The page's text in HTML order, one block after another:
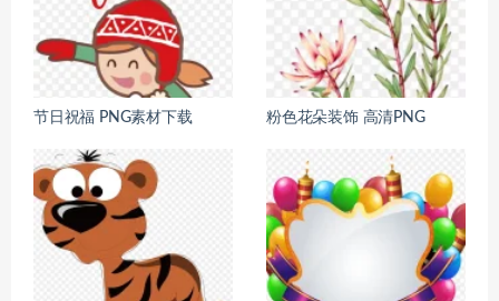
节日祝福 PNG素材下载 粉色花朵装饰 高清PNG